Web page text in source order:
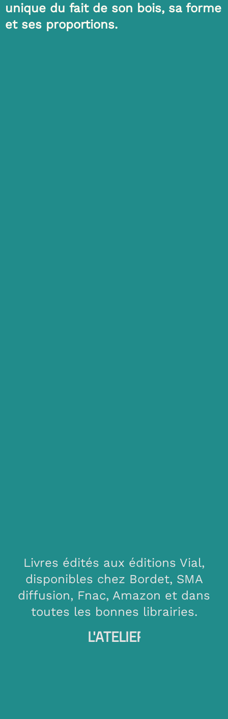
unique du fait de son bois, sa forme
et ses proportions.
Livres édités aux éditions Vial,
disponibles chez Bordet, SMA
diffusion, Fnac, Amazon et dans
toutes les bonnes librairies.
L'ATELIER